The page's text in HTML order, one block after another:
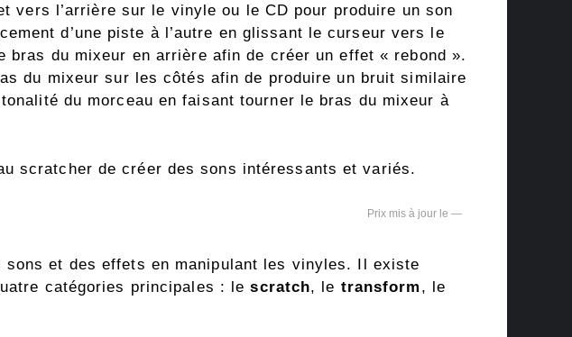
vers l’arrière sur le vinyle ou le CD pour produire un son
d’une piste à l’autre en glissant le curseur vers le
du mixeur en arrière afin de créer un effet « rebond ».
du mixeur sur les côtés afin de produire un bruit similaire
du morceau en faisant tourner le bras du mixeur à
scratcher de créer des sons intéressants et variés.
—
et des effets en manipulant les vinyles. Il existe
catégories principales : lescratch, le transform , le